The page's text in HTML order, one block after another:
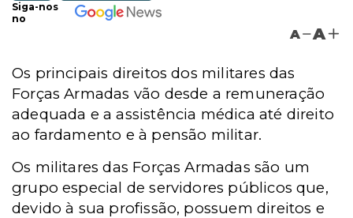
Siga-nos
no
A A
Os principais direitos dos militares das
Forças Armadas vão desde a remuneração
adequada e a assistência médica até direito
ao fardamento e à pensão militar.
Os militares das Forças Armadas são um
grupo especial de servidores públicos que,
devido à sua profissão, possuem direitos e